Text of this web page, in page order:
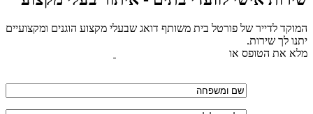
המוקד לדייר של פורטל בית משותף דואג שבעלי מקצוע הוגנים ומקצועיים
יתנו לך שירות.
מלא את הטופס או